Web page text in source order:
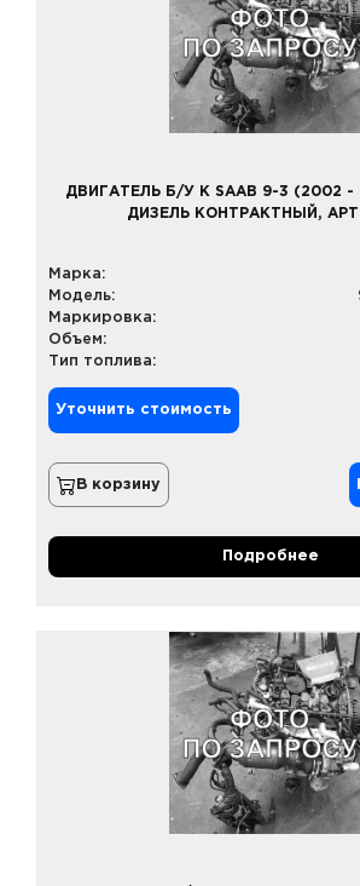
ДВИГАТЕЛЬ Б/У К SAAB 9-3 (2002 -
ДИЗЕЛЬ КОНТРАКТНЫЙ, АРТ.
Марка:
Модель:
Маркировка:
Объем:
Тип топлива:
Уточнить стоимость
В корзину
Подробнее